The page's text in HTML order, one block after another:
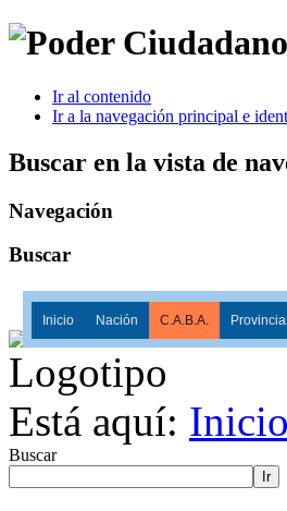
Ir al contenido
Ir a la navegación principal e
Buscar en la vista de
Navegación
Buscar
Inicio Nación C.A.B.A.
Está aquí: Inicio
Buscar
Ir